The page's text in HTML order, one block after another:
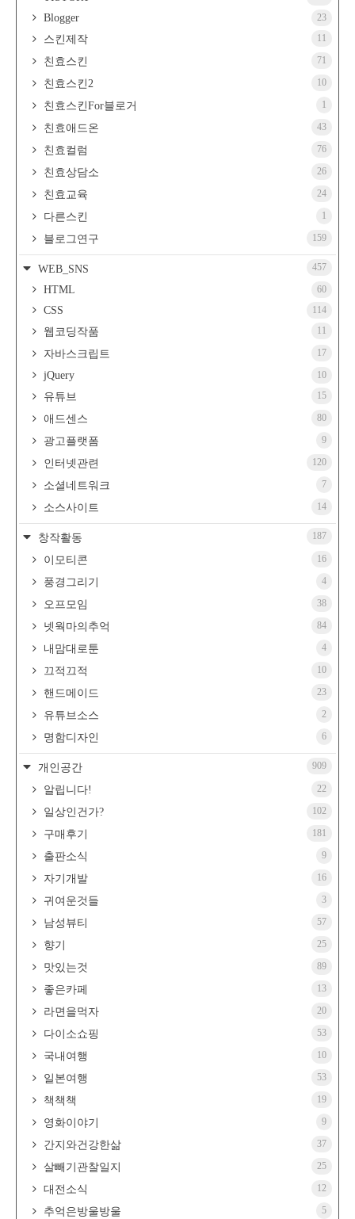
Blogger 23
스킨제작 11
친효스킨 71
친효스킨2 10
친효스킨For블로거 1
친효애드온 43
친효컬럼 76
친효상담소 26
친효교육 24
다른스킨 1
블로그연구 159
WEB_SNS 457
HTML 60
CSS 114
웹코딩작품 11
자바스크립트 17
jQuery 10
유튜브 15
애드센스 80
광고플랫폼 9
인터넷관련 120
소셜네트워크 7
소스사이트 14
창작활동 187
이모티콘 16
풍경그리기 4
오프모임 38
넷웍마의추억 84
내맘대로툰 4
끄적끄적 10
핸드메이드 23
유튜브소스 2
명함디자인 6
개인공간 909
알립니다! 22
일상인건가? 102
구매후기 181
출판소식 9
자기개발 16
귀여운것들 3
남성뷰티 57
향기 25
맛있는것 89
좋은카페 13
라면을먹자 20
다이소쇼핑 53
국내여행 10
일본여행 53
책책책 19
영화이야기 9
간지와건강한삶 37
살빼기관찰일지 25
대전소식 12
추억은방울방울 5